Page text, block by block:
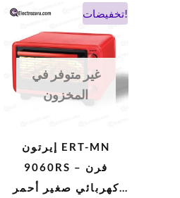
تخفيضات!
غير متوفر في
المخزون
إيرتون ERT-MN
9060RS – فرن
كهربائي صغير أحمر
السعر
الأصلي
هو:
900 DH.
السعر
الحالي
هو: